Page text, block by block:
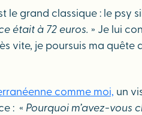
le grand classique : le
était à 72 euros. » Je lui
vite, je poursuis ma quête
comme moi, un
: « Pourquoi m’avez-vous